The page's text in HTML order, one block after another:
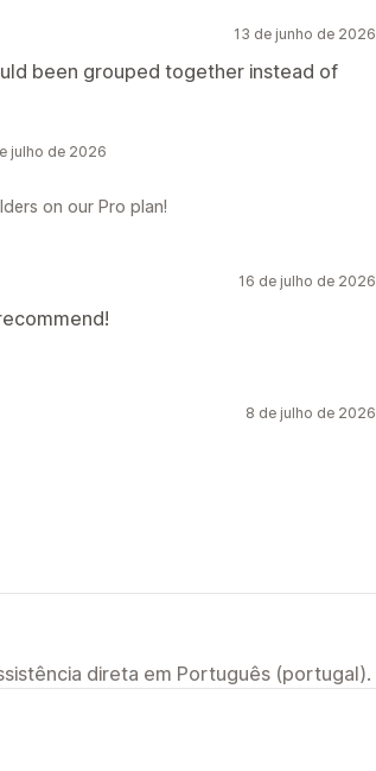
13 de junho de 2026
been grouped together instead of
julho de 2026
on our Pro plan!
16 de julho de 2026
8 de julho de 2026
direta em Português (portugal).